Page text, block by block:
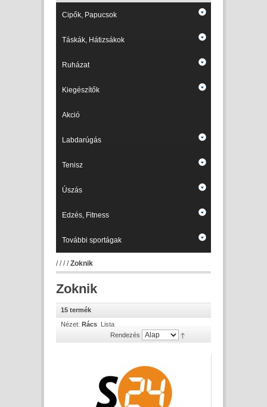
Cipők, Papucsok
Táskák, Hátizsákok
Ruházat
Kiegészítők
Akció
Labdarúgás
Tenisz
Úszás
Edzés, Fitness
További sportágak
////Zoknik
Zoknik
15 termék
Nézet: Rács Lista
Rendezés